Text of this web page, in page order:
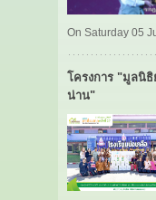
On Saturday 05
โครงการ "มูลนิธิ
น่าน"